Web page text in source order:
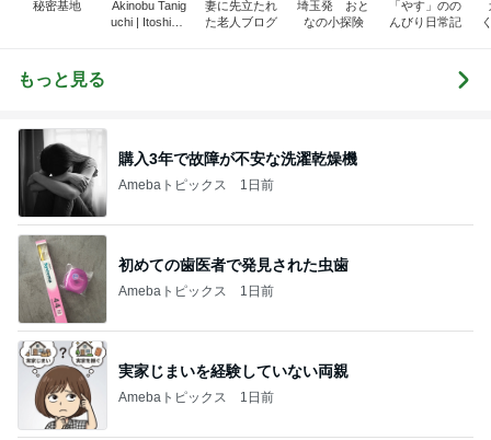
秘密基地
Akinobu Tanig
uchi | Itoshima
妻に先立たれ
た老人ブログ
埼玉発 おと
なの小探険
「やす」のの
んびり日常記
もっと見る
購入3年で故障が不安な洗濯乾燥機
Amebaトピックス 1日前
初めての歯医者で発見された虫歯
Amebaトピックス 1日前
実家じまいを経験していない両親
Amebaトピックス 1日前